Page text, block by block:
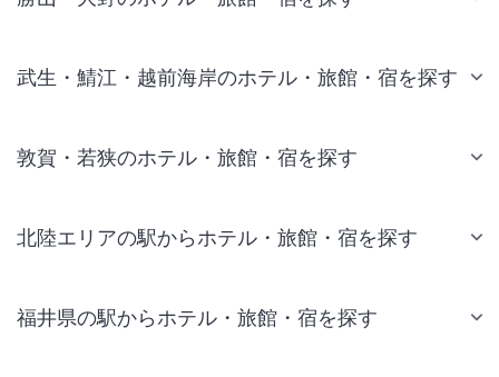
武生・鯖江・越前海岸のホテル・旅館・宿を探す
敦賀・若狭のホテル・旅館・宿を探す
北陸エリアの駅からホテル・旅館・宿を探す
福井県の駅からホテル・旅館・宿を探す